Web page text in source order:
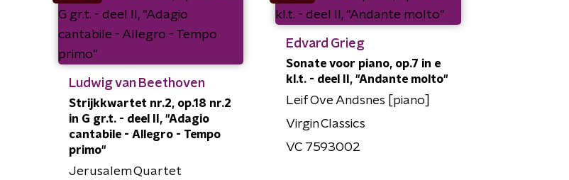
Ludwig van Beethoven
Strijkkwartet nr.2, op.18 nr.2
in G gr.t. - deel II, "Adagio
cantabile - Allegro - Tempo
primo"
Jerusalem Quartet
Edvard Grieg
Sonate voor piano, op.7 in e
kl.t. - deel II, "Andante molto"
Leif Ove Andsnes [piano]
Virgin Classics
VC 7593002